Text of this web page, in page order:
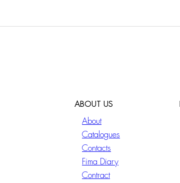
ABOUT US
About
Catalogues
Contacts
Fima Diary
Contract